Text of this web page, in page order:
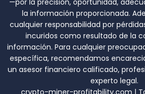
—por la precisión, oportunidad,
la información proporcionada.
cualquier responsabilidad por
incuridos como resultado de la
información. Para cualquier
específica, recomendamos
un asesor financiero calificado,
experto legal.